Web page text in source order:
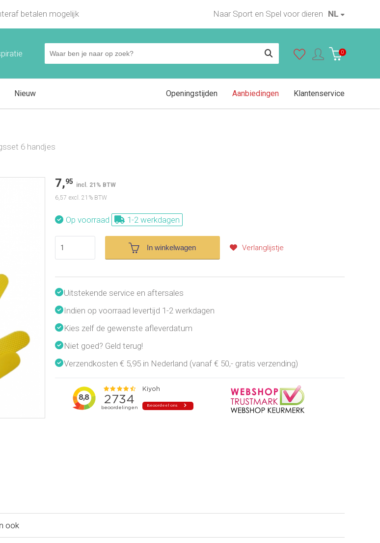
betalen mogelijk NL
Naar Sport en Spel voor dieren
0
Nieuw Klantenservice
Aanbiedingen
Openingstijden
6 handjes
7,95 incl. 21% BTW
6,57 excl. 21% BTW
Op voorraad 1-2 werkdagen
In winkelwagen Verlanglijstje
Uitstekende service en aftersales
Indien op voorraad levertijd 1-2 werkdagen
Kies zelf de gewenste afleverdatum
Niet goed? Geld terug!
Verzendkosten € 5,95 in Nederland (vanaf € 50,- gratis verzending)
ook
In winkelwagen